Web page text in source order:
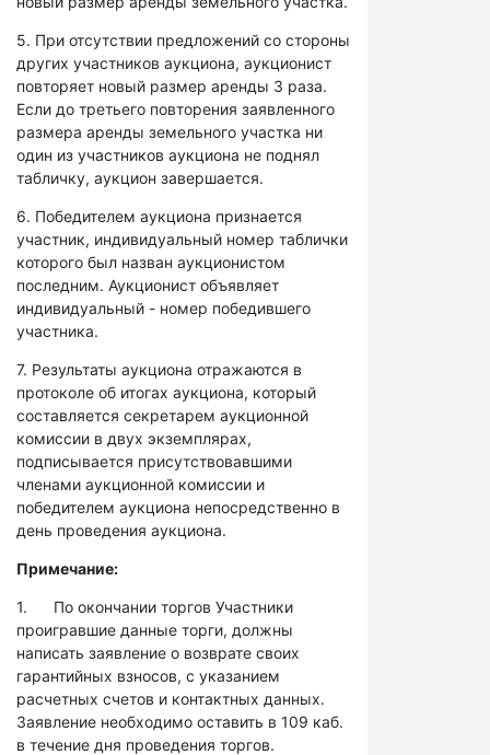
5. При отсутствии предложений со стороны
других участников аукциона, аукционист
повторяет новый размер аренды 3 раза.
Если до третьего повторения заявленного
размера аренды земельного участка ни
один из участников аукциона не поднял
табличку, аукцион завершается.
6. Победителем аукциона признается
участник, индивидуальный номер таблички
которого был назван аукционистом
последним. Аукционист объявляет
индивидуальный - номер победившего
участника.
7. Результаты аукциона отражаются в
протоколе об итогах аукциона, который
составляется секретарем аукционной
комиссии в двух экземплярах,
подписывается присутствовавшими
членами аукционной комиссии и
победителем аукциона непосредственно в
день проведения аукциона.
Примечание:
1. По окончании торгов Участники
проигравшие данные торги, должны
написать заявление о возврате своих
гарантийных взносов, с указанием
расчетных счетов и контактных данных.
Заявление необходимо оставить в 109 каб.
в течение дня проведения торгов.